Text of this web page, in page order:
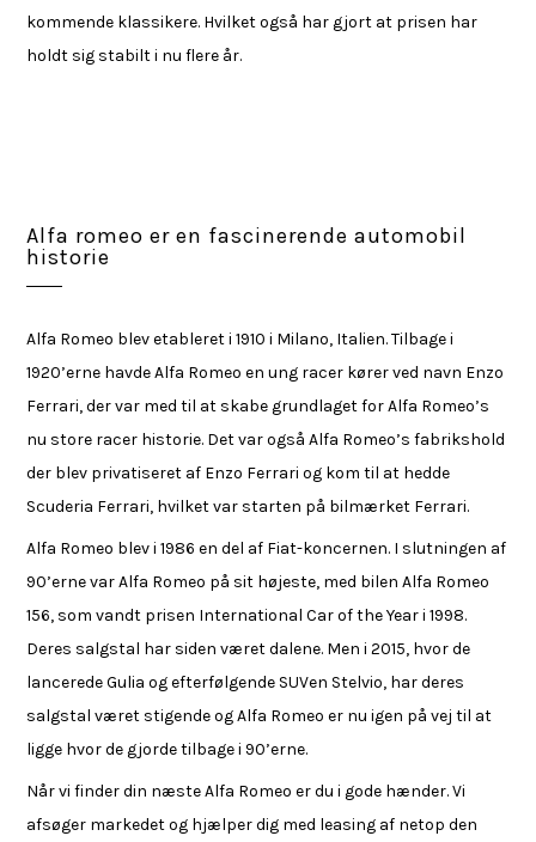
kommende klassikere. Hvilket også har gjort at prisen har
holdt sig stabilt i nu flere år.
Alfa romeo er en fascinerende automobil
historie
Alfa Romeo blev etableret i 1910 i Milano, Italien. Tilbage i
1920’erne havde Alfa Romeo en ung racer kører ved navn Enzo
Ferrari, der var med til at skabe grundlaget for Alfa Romeo’s
nu store racer historie. Det var også Alfa Romeo’s fabrikshold
der blev privatiseret af Enzo Ferrari og kom til at hedde
Scuderia Ferrari, hvilket var starten på bilmærket Ferrari.
Alfa Romeo blev i 1986 en del af Fiat-koncernen. I slutningen af
90’erne var Alfa Romeo på sit højeste, med bilen Alfa Romeo
156, som vandt prisen International Car of the Year i 1998.
Deres salgstal har siden været dalene. Men i 2015, hvor de
lancerede Gulia og efterfølgende SUVen Stelvio, har deres
salgstal været stigende og Alfa Romeo er nu igen på vej til at
ligge hvor de gjorde tilbage i 90’erne.
Når vi finder din næste Alfa Romeo er du i gode hænder. Vi
afsøger markedet og hjælper dig med leasing af netop den